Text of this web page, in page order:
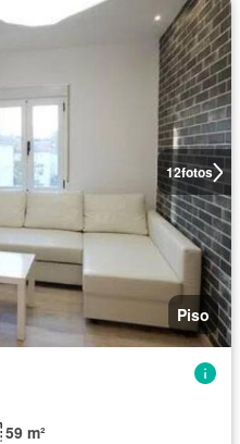
12fotos
Piso
59 m²